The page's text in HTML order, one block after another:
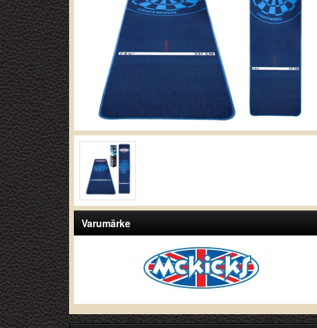
Varumärke